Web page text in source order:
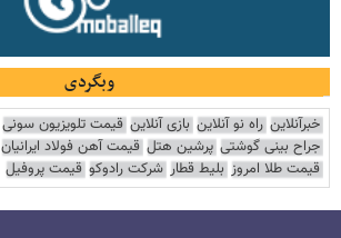
وبگردی
خبرآنلاین راه نو آنلاین بازی آنلاین قیمت تلویزیون سونی
جراح بینی گوشتی پرشین هتل قیمت آهن فولاد ایرانیان
قیمت طلا امروز بلیط قطار شرکت رادوکو قیمت پروفیل